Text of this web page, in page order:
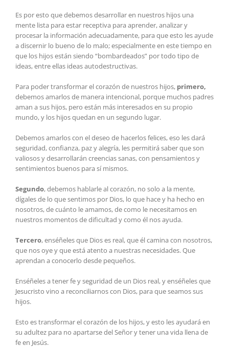
Es por esto que debemos desarrollar en nuestros hijos una
mente lista para estar receptiva para aprender, analizar y
procesar la información adecuadamente, para que esto les ayude
a discernir lo bueno de lo malo; especialmente en este tiempo en
que los hijos están siendo “bombardeados” por todo tipo de
ideas, entre ellas ideas autodestructivas.
Para poder transformar el corazón de nuestros hijos, primero,
debemos amarlos de manera intencional, porque muchos padres
aman a sus hijos, pero están más interesados en su propio
mundo, y los hijos quedan en un segundo lugar.
Debemos amarlos con el deseo de hacerlos felices, eso les dará
seguridad, confianza, paz y alegría, les permitirá saber que son
valiosos y desarrollarán creencias sanas, con pensamientos y
sentimientos buenos para sí mismos.
Segundo, debemos hablarle al corazón, no solo a la mente,
dígales de lo que sentimos por Dios, lo que hace y ha hecho en
nosotros, de cuánto le amamos, de como le necesitamos en
nuestros momentos de dificultad y como él nos ayuda.
Tercero, enséñeles que Dios es real, que él camina con nosotros,
que nos oye y que está atento a nuestras necesidades. Que
aprendan a conocerlo desde pequeños.
Enséñeles a tener fe y seguridad de un Dios real, y enséñeles que
Jesucristo vino a reconciliarnos con Dios, para que seamos sus
hijos.
Esto es transformar el corazón de los hijos, y esto les ayudará en
su adultez para no apartarse del Señor y tener una vida llena de
fe en Jesús.